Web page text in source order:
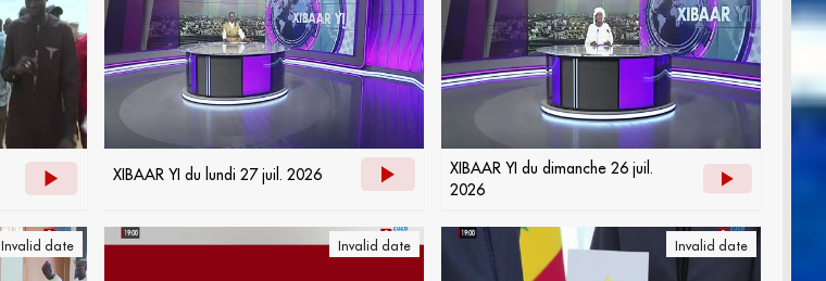
XIBAAR YI du lundi 27 juil. 2026
XIBAAR YI du dimanche 26 juil.
2026
Invalid date Invalid date Invalid date